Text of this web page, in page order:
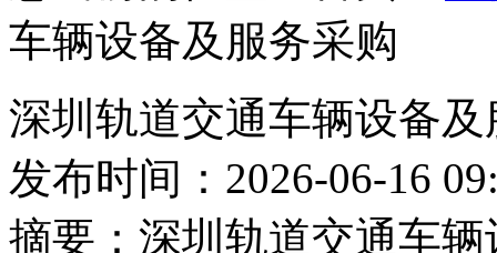
车辆设备及服务采购
深圳轨道交通车辆设备
发布时间：2026-06-16
摘要： 深圳轨道交通车